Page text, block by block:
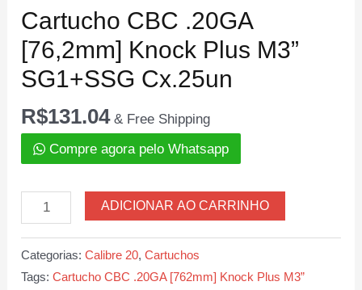
Cartucho CBC .20GA
[76,2mm] Knock Plus M3”
SG1+SSG Cx.25un
R$131.04 & Free Shipping
Compre agora pelo Whatsapp
Cartucho
CBC
ADICIONAR AO CARRINHO
Categorias:Calibre 20,Cartuchos
Tags:Cartucho CBC .20GA [762mm] Knock Plus M3”